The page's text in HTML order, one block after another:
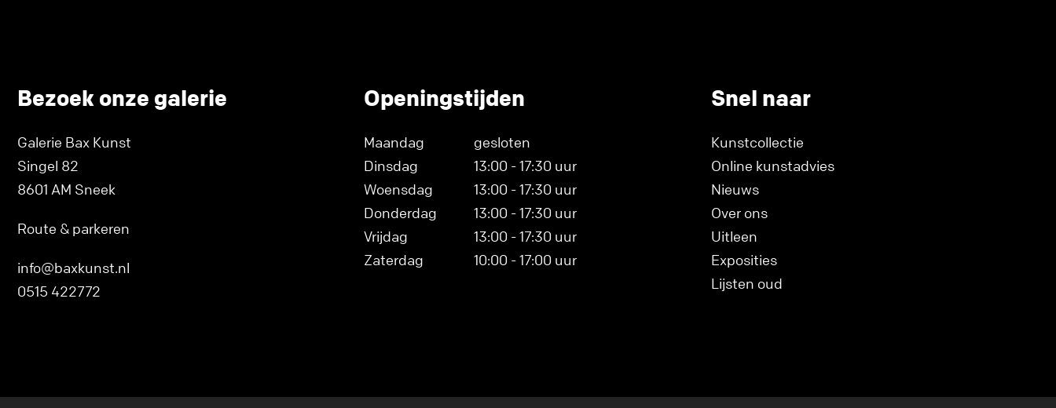
Bezoek onze galerie
Galerie Bax Kunst
Singel 82
8601 AM Sneek
Route & parkeren
info@baxkunst.nl
0515 422772
Openingstijden
Maandag
gesloten
Dinsdag
13:00 - 17:30 uur
Woensdag
13:00 - 17:30 uur
Donderdag
13:00 - 17:30 uur
Vrijdag
13:00 - 17:30 uur
Zaterdag
10:00 - 17:00 uur
Snel naar
Kunstcollectie
Online kunstadvies
Nieuws
Over ons
Uitleen
Exposities
Lijsten oud